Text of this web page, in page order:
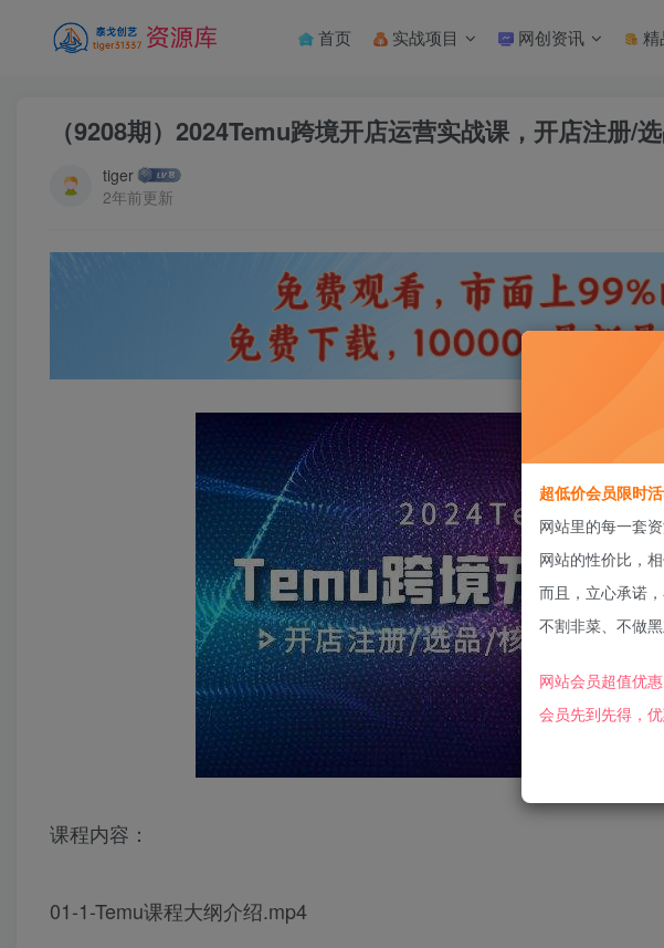
首页 实战项目 网创资讯
（9208期）2024Temu跨境开店运营实战课，开店注册/
tiger
2年前更新
课程内容：
01-1-Temu课程大纲介绍.mp4
超低价会员限时活
网站里的每一套
网站的性价比，
而且，立心承诺
不割非菜、不做
网站会员超值优
会员先到先得，